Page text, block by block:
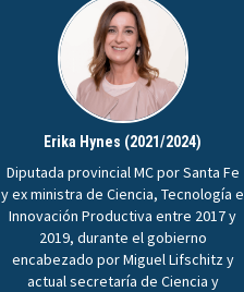
Erika Hynes (2021/2024)
Diputada provincial MC por Santa Fe
y ex ministra de Ciencia, Tecnología e
Innovación Productiva entre 2017 y
2019, durante el gobierno
encabezado por Miguel Lifschitz y
actual secretaría de Ciencia y